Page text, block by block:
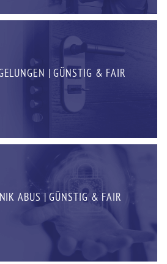
| GÜNSTIG & FAIR
ABUS | GÜNSTIG & FAIR